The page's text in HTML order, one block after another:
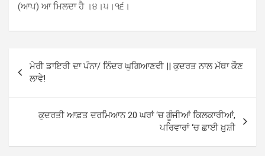
(ਆਪ) ਆ ਮਿਲਦਾ ਹੈ ।੪।੫।੧੬।
Post
navigation
ਮੇਰੀ ਡਾਇਰੀ ਦਾ ਪੰਨਾ/ ਨਿੰਦਰ ਘੁਗਿਆਣਵੀ || ਕੁਦਰਤ ਨਾਲ ਮੱਥਾ ਕੌਣ
ਲਾਵੇ!
ਕੁਦਰਤੀ ਆਫ਼ਤ ਦਰਮਿਆਨ 20 ਘਰਾਂ ‘ਚ ਗੂੰਜੀਆਂ ਕਿਲਕਾਰੀਆਂ,
ਪਰਿਵਾਰਾਂ ‘ਚ ਛਾਈ ਖ਼ੁਸ਼ੀ